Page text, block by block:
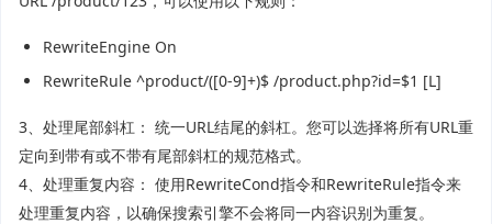
RewriteEngine On
RewriteRule ^product/([0-9]+)$ /product.php?id=$1 [L]
3、处理尾部斜杠： 统一URL结尾的斜杠。您可以选择将所有URL重
定向到带有或不带有尾部斜杠的规范格式。
4、处理重复内容： 使用RewriteCond指令和RewriteRule指令来
处理重复内容，以确保搜索引擎不会将同一内容识别为重复。